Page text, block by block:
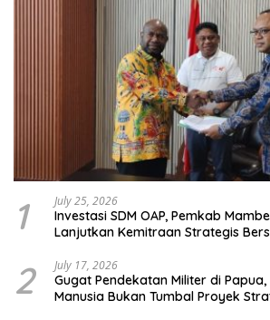
1 July 25, 2026
Investasi SDM OAP, Pemkab
Lanjutkan Kemitraan Strategis
2 July 17, 2026
Gugat Pendekatan Militer di Papua,
Manusia Bukan Tumbal Proyek